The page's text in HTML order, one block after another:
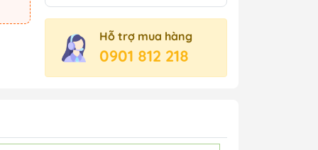
Hỗ trợ mua hàng
0901 812 218